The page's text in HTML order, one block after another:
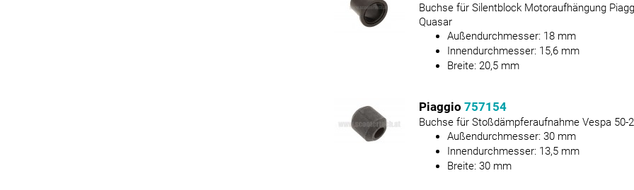
Buchse für Silentblock Motoraufhängung
Quasar
Außendurchmesser: 18 mm
Innendurchmesser: 15,6 mm
Breite: 20,5 mm
Piaggio 757154
Buchse für Stoßdämpferaufnahme Vespa 50-
Außendurchmesser: 30 mm
Innendurchmesser: 13,5 mm
Breite: 30 mm